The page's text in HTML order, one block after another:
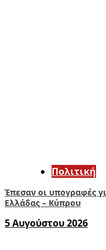
Πολιτική
Έπεσαν οι υπογραφές
Ελλάδας – Κύπρου
5 Αυγούστου 2026